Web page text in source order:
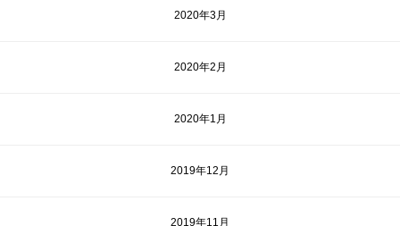
2020年3月
2020年2月
2020年1月
2019年12月
2019年11月